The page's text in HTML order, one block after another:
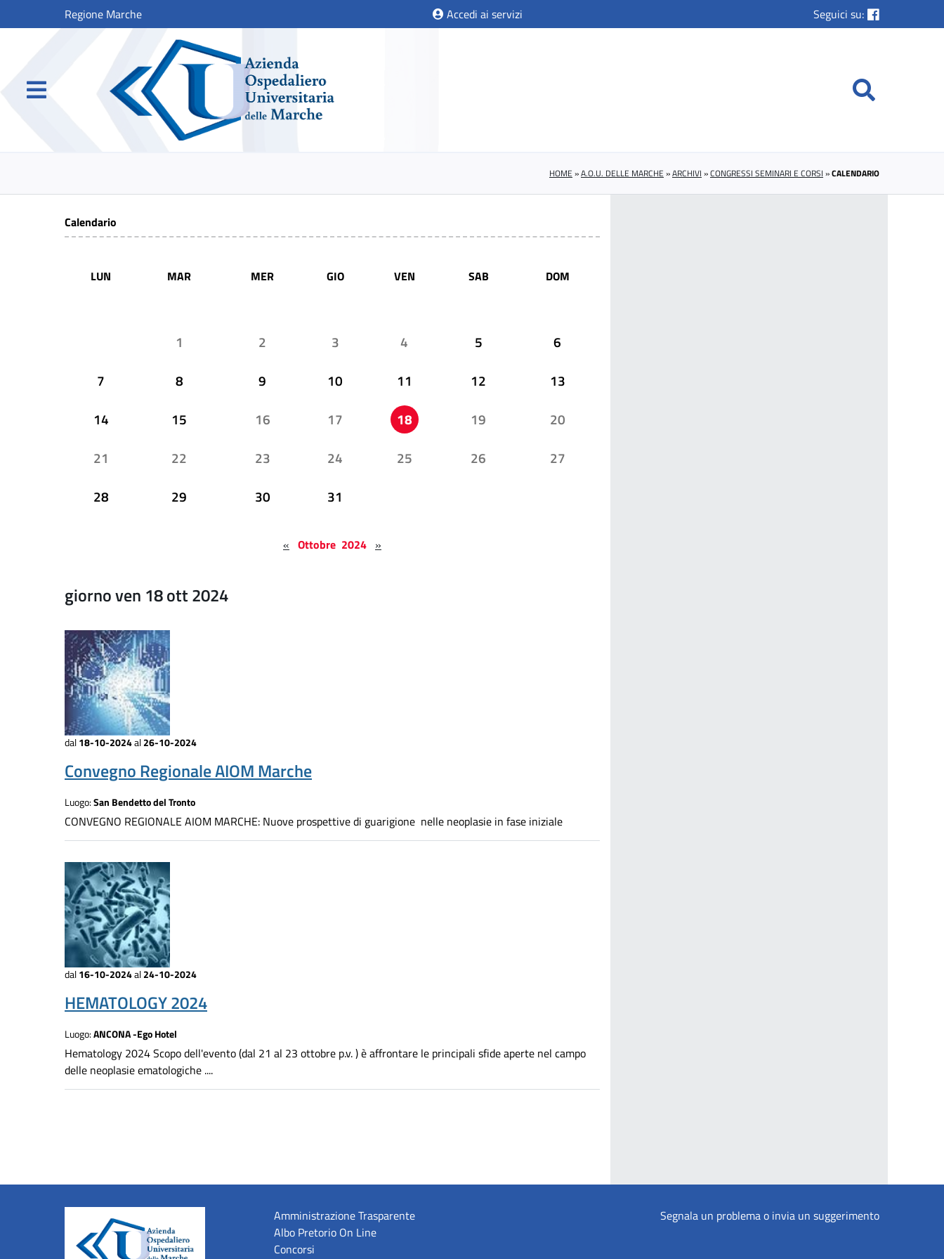
Regione Marche Accedi ai servizi Seguici su:
HOME »A.O.U. DELLE MARCHE »ARCHIVI »CONGRESSI SEMINARI E CORSI »CALENDARIO
Calendario
LUN MAR MER GIO VEN SAB DOM
1 2 3 4 5
6
7
8 9 10 11 12
13
14
15 16 17 18 19
20
21
22 23 24 25 26
27
28
29 30 31
« Ottobre 2024 »
giorno ven 18 ott 2024
dal 18-10-2024al26-10-2024
Convegno Regionale AIOM Marche
Luogo:San Bendetto del Tronto
CONVEGNO REGIONALE AIOM MARCHE: Nuove prospettive di guarigione nelle neoplasie in fase iniziale
dal 16-10-2024al24-10-2024
HEMATOLOGY 2024
Luogo:ANCONA -Ego Hotel
Hematology 2024 Scopo dell'evento (dal 21 al 23 ottobre p.v. ) è affrontare le principali sfide aperte nel campo
delle neoplasie ematologiche ....
Amministrazione Trasparente
Albo Pretorio On Line
Concorsi
Segnala un problema o invia un suggerimento